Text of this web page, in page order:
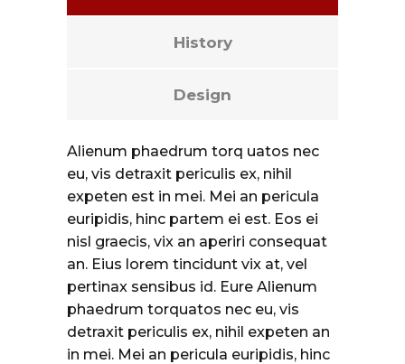
History
Design
Alienum phaedrum torq uatos nec
eu, vis detraxit periculis ex, nihil
expeten est in mei. Mei an pericula
euripidis, hinc partem ei est. Eos ei
nisl graecis, vix an aperiri consequat
an. Eius lorem tincidunt vix at, vel
pertinax sensibus id. Eure Alienum
phaedrum torquatos nec eu, vis
detraxit periculis ex, nihil expeten an
in mei. Mei an pericula euripidis, hinc